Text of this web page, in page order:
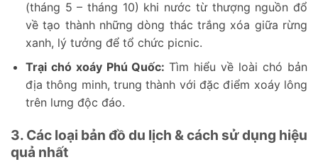
(tháng 5 – tháng 10) khi nước từ thượng nguồn đổ
về tạo thành những dòng thác trắng xóa giữa rừng
xanh, lý tưởng để tổ chức picnic.
Trại chó xoáy Phú Quốc:Tìm hiểu về loài chó bản
địa thông minh, trung thành với đặc điểm xoáy lông
trên lưng độc đáo.
3. Các loại bản đồ du lịch & cách sử dụng hiệu
quả nhất